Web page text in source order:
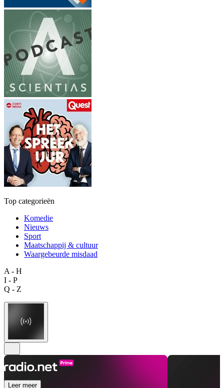
Top categorieën
Komedie
Nieuws
Sport
Maatschappij & cultuur
Waargebeurde misdaad
A - H
I - P
Q - Z
Leer meer